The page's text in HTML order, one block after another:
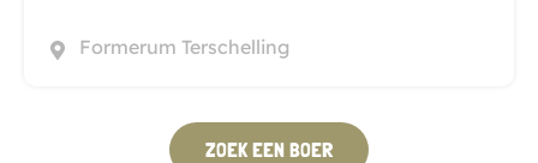
Formerum Terschelling
ZOEK EEN BOER